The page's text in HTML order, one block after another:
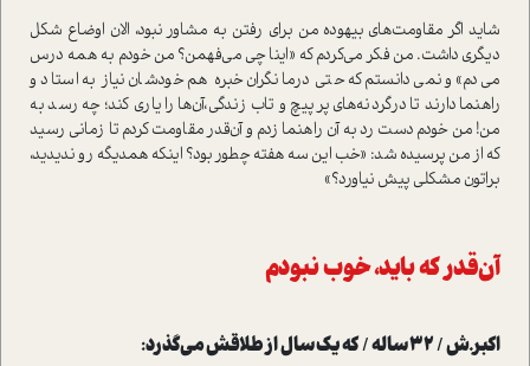
شاید اگر مقاومت‌های بیهوده من برای رفتن به مشاور نبود، الان اوضاع شکل
دیگری داشت. من فکر می‌کردم که «اینا چی می‌فهمن؟ من خودم به همه درس
می‌دم» و نمی‌دانستم که حتی درمانگران خبره هم خودشان نیاز به استاد و
راهنما دارند تا درگردنه‌های پر پیچ و تاب زندگی،آن‌ها را یاری کند؛ چه رسد به
من! من خودم دست رد به آن راهنما زدم و آن‌قدر مقاومت کردم تا زمانی رسید
که از من پرسیده شد: «خب این سه هفته چطور بود؟ اینکه همدیگه رو ندیدید،
براتون مشکلی پیش نیاورد؟»
آن‌قدرکهباید،خوبنبودم
اکبر.ش / 32 ساله / که یک سال از طلاقش می‌گذرد: